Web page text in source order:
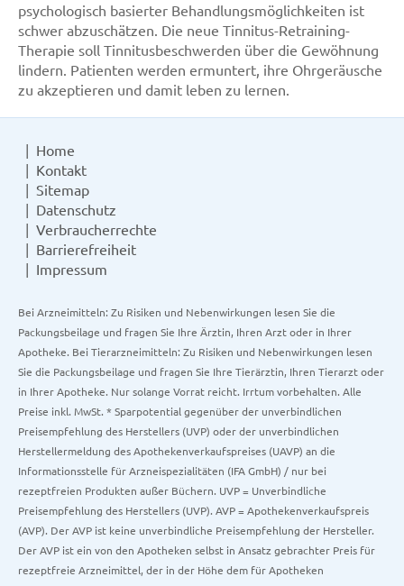
psychologisch basierter Behandlungsmöglichkeiten ist
schwer abzuschätzen. Die neue Tinnitus-Retraining-
Therapie soll Tinnitusbeschwerden über die Gewöhnung
lindern. Patienten werden ermuntert, ihre Ohrgeräusche
zu akzeptieren und damit leben zu lernen.
Home
Kontakt
Sitemap
Datenschutz
Verbraucherrechte
Barrierefreiheit
Impressum
Bei Arzneimitteln: Zu Risiken und Nebenwirkungen lesen Sie die
Packungsbeilage und fragen Sie Ihre Ärztin, Ihren Arzt oder in Ihrer
Apotheke. Bei Tierarzneimitteln: Zu Risiken und Nebenwirkungen lesen
Sie die Packungsbeilage und fragen Sie Ihre Tierärztin, Ihren Tierarzt oder
in Ihrer Apotheke. Nur solange Vorrat reicht. Irrtum vorbehalten. Alle
Preise inkl. MwSt. * Sparpotential gegenüber der unverbindlichen
Preisempfehlung des Herstellers (UVP) oder der unverbindlichen
Herstellermeldung des Apothekenverkaufspreises (UAVP) an die
Informationsstelle für Arzneispezialitäten (IFA GmbH) / nur bei
rezeptfreien Produkten außer Büchern. UVP = Unverbindliche
Preisempfehlung des Herstellers (UVP). AVP = Apothekenverkaufspreis
(AVP). Der AVP ist keine unverbindliche Preisempfehlung der Hersteller.
Der AVP ist ein von den Apotheken selbst in Ansatz gebrachter Preis für
rezeptfreie Arzneimittel, der in der Höhe dem für Apotheken